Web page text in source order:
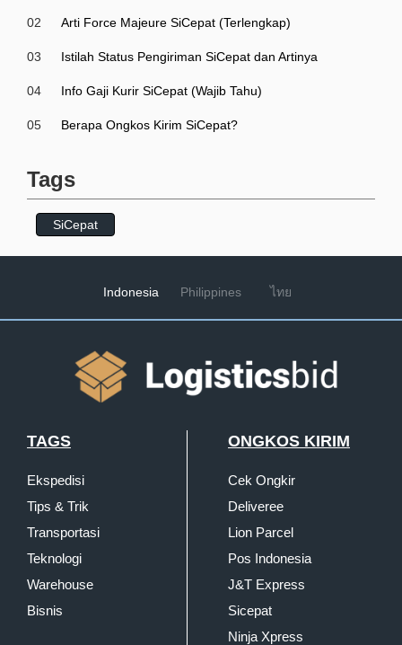
02 Arti Force Majeure SiCepat (Terlengkap)
03 Istilah Status Pengiriman SiCepat dan Artinya
04 Info Gaji Kurir SiCepat (Wajib Tahu)
05 Berapa Ongkos Kirim SiCepat?
Tags
SiCepat
Indonesia Philippines ไทย
TAGS
Ekspedisi
Tips & Trik
Transportasi
Teknologi
Warehouse
Bisnis
ONGKOS KIRIM
Cek Ongkir
Deliveree
Lion Parcel
Pos Indonesia
J&T Express
Sicepat
Ninja Xpress